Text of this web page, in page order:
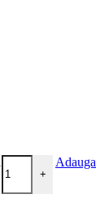
+
Adauga